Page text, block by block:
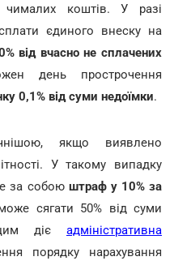
чималих коштів. У разі
єдиного внеску на
від вчасно не сплачених
день прострочення
0,1% від суми недоїмки.
якщо виявлено
У такому випадку
за собою штраф у 10% за
сягати 50% від суми
діє адміністративна
порядку нарахування